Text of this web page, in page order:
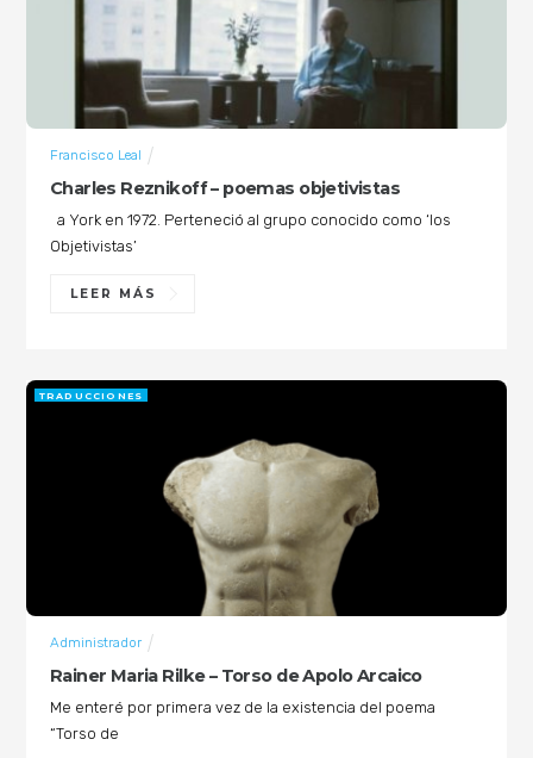
Charles Reznikoff – poemas objetivistas
Francisco Leal
a York en 1972. Perteneció al grupo conocido como ‘los
Objetivistas’
LEER MÁS
Rainer Maria Rilke – Torso de Apolo Arcaico
Administrador
TRADUCCIONES
Me enteré por primera vez de la existencia del poema
“Torso de